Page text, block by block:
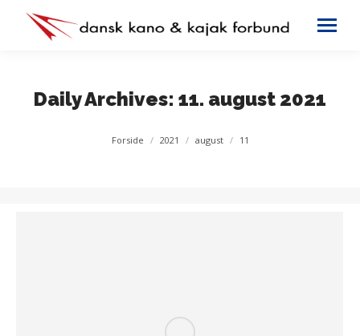
Daily Archives: 11. august 2021
You are here:
Forside 2021 august 11